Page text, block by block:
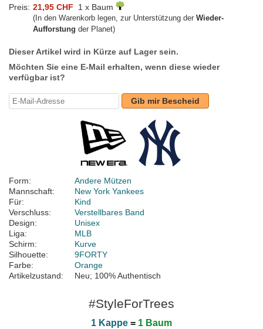
Preis: 21,95 CHF 1 x Baum
(In den Warenkorb legen, zur Unterstützung der Wieder-
Aufforstung der Planet)
Dieser Artikel wird in Kürze auf Lager sein.
Möchten Sie eine E-Mail erhalten, wenn diese wieder
verfügbar ist?
Gib mir Bescheid
Form:
Andere Mützen
Mannschaft:
New York Yankees
Für:
Kind
Verschluss:
Verstellbares Band
Design:
Unisex
Liga:
MLB
Schirm:
Kurve
Silhouette:
9FORTY
Farbe:
Orange
Artikelzustand:
Neu; 100% Authentisch
#StyleForTrees
1 Kappe = 1 Baum